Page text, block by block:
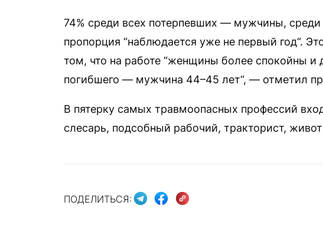
74% среди всех потерпевших — мужчины, среди
пропорция “наблюдается уже не первый год“.
том, что на работе “женщины более спокойны и
погибшего — мужчина 44–45 лет“, — отметил
В пятерку самых травмоопасных профессий
слесарь, подсобный рабочий, тракторист,
ПОДЕЛИТЬСЯ: